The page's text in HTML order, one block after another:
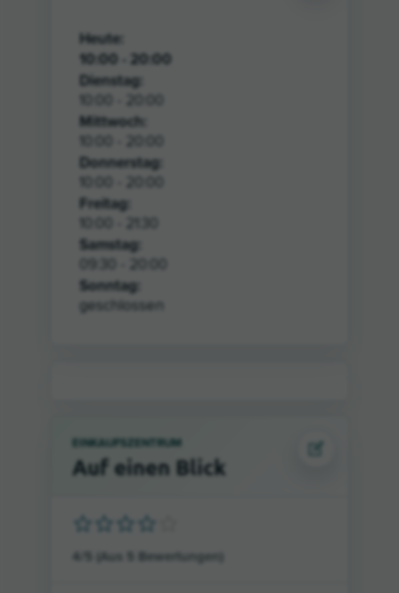
Heute:
10:00 - 20:00
Dienstag:
Mittwoch:
Donnerstag:
Freitag:
Samstag:
Sonntag:
geschlossen
EINKAUFSZENTRUM
Auf einen Blick
4 (Aus Bewertungen)